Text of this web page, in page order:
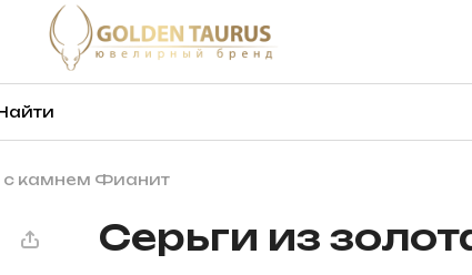
с камнем Фианит
Серьги из